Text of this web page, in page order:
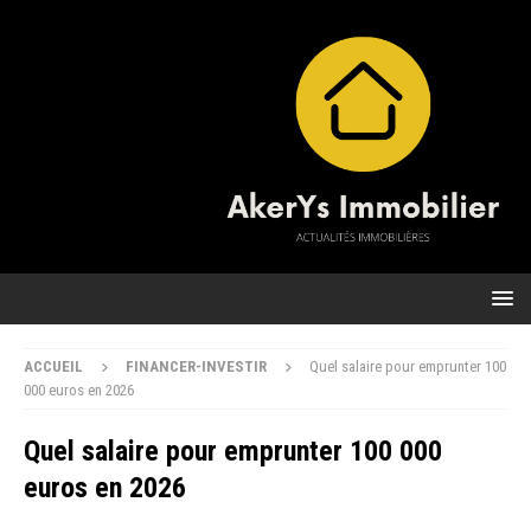
ACCUEIL FINANCER-INVESTIR
Quel salaire pour emprunter 100
000 euros en 2026
Quel salaire pour emprunter 100 000
euros en 2026